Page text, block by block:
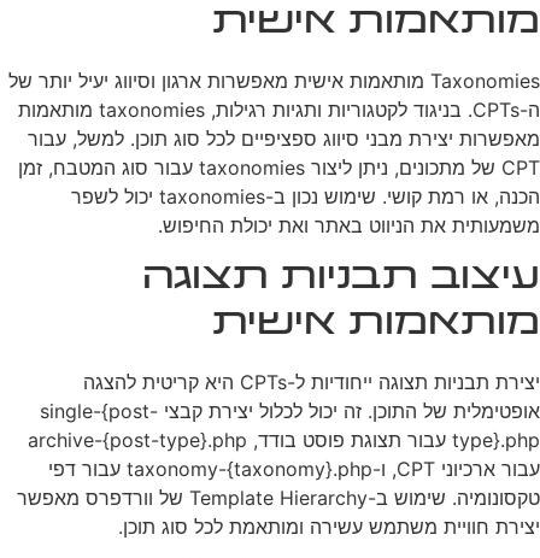
מותאמות אישית
Taxonomies מותאמות אישית מאפשרות ארגון וסיווג יעיל יותר של
ה-CPTs. בניגוד לקטגוריות ותגיות רגילות, taxonomies מותאמות
מאפשרות יצירת מבני סיווג ספציפיים לכל סוג תוכן. למשל, עבור
CPT של מתכונים, ניתן ליצור taxonomies עבור סוג המטבח, זמן
הכנה, או רמת קושי. שימוש נכון ב-taxonomies יכול לשפר
משמעותית את הניווט באתר ואת יכולת החיפוש.
עיצוב תבניות תצוגה
מותאמות אישית
יצירת תבניות תצוגה ייחודיות ל-CPTs היא קריטית להצגה
אופטימלית של התוכן. זה יכול לכלול יצירת קבצי single-{post-
type}.php עבור תצוגת פוסט בודד, archive-{post-type}.php
עבור ארכיוני CPT, ו-taxonomy-{taxonomy}.php עבור דפי
טקסונומיה. שימוש ב-Template Hierarchy של וורדפרס מאפשר
יצירת חוויית משתמש עשירה ומותאמת לכל סוג תוכן.